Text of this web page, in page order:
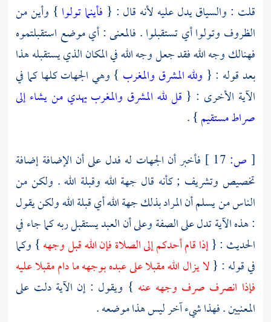
قلت : والسياق يدل عليه لأنه قال : { فأينما تولوا } وأين من
الظروف وتولوا أي تستقبلوا . فالمعنى : أي موضع استقبلتموه
فهنالك وجه الله فقد جعل وجه الله في المكان الذي يستقبله هذا
بعد قوله : { ولله المشرق والمغرب } وهي الجهات كلها كما في
الآية الأخرى : { قل لله المشرق والمغرب يهدي من يشاء إلى
صراط مستقيم} .
[ ص:
فأخبر أن الجهات له فدل على أن الإضافة إضافة
تخصيص وتشريف ; كأنه قال جهة الله وقبلة الله . ولكن من
الناس من يسلم أن المراد بذلك جهة الله أي قبلة الله ولكن يقول
: هذه الآية تدل على الصفة وعلى أن العبد يستقبل ربه كما جاء في
الحديث : {إذا قام أحدكم إلى الصلاة فإن الله قبل وجهه} وكما
في قوله : {لا يزال الله مقبلا على عبده بوجهه ما دام مقبلا عليه
فإذا انصرف صرف وجهه عنه } ويقول : إن الآية دلت على
المعنيين . فهذا شيء آخر ليس هذا موضعه .